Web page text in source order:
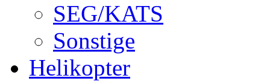
SEG/KATS
Sonstige
Helikopter